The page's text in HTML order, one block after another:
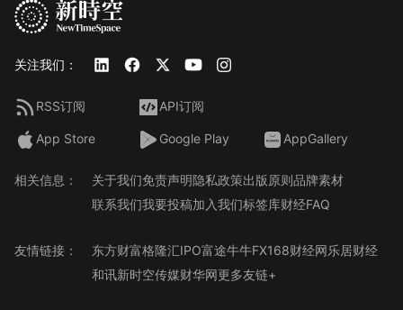
关注我们：
RSS订阅 API订阅
App Store Google Play AppGallery
相关信息： 关于我们免责声明隐私政策出版原则品牌素材
联系我们我要投稿加入我们标签库财经FAQ
友情链接： 东方财富格隆汇IPO富途牛牛FX168财经网乐居财经
和讯新时空传媒财华网更多友链+